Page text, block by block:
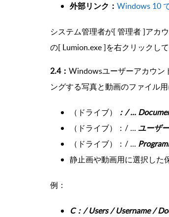
外部リンク： Windows 10
システム管理者が[ 管理者 ]アカ
の[ Lumion.exe ]を右クリックし
2.4： Windowsユーザーアカウン
ングする写真と動画のファイル
（ドライブ） ：/ ...
（ドライブ）：/ ... ユーザー
（ドライブ）：/ ...
静止画や動画用に選択した
例：
C：/ Users / Username /